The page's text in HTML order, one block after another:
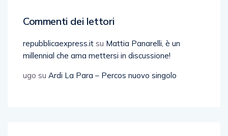
Commenti dei lettori
repubblicaexpress.it su Mattia Panarelli, è un
millennial che ama mettersi in discussione!
ugo su Ardi La Para – Percos nuovo singolo